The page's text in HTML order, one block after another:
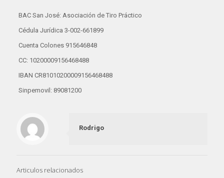
BAC San José: Asociación de Tiro Práctico
Cédula Jurídica 3-002-661899
Cuenta Colones 915646848
CC: 10200009156468488
IBAN CR81010200009156468488
Sinpemovil: 89081200
Rodrigo
Articulos relacionados